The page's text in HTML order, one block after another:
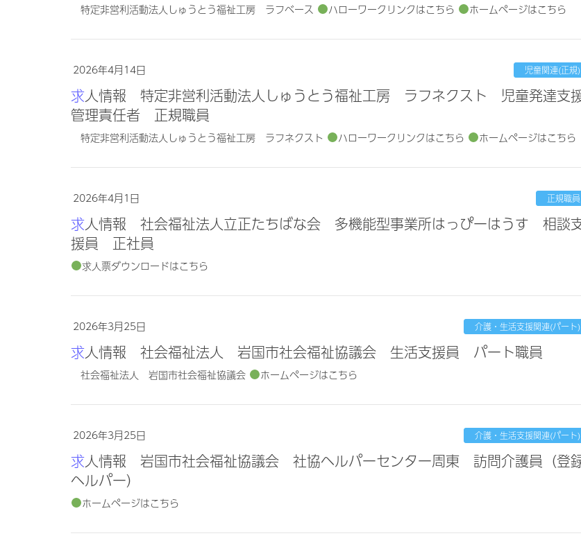
特定非営利活動法人しゅうとう福祉工房 ラフベース ハローワークリンクはこちら ホームページはこちら
2026年4月14日 児童関連(正規)
求人情報 特定非営利活動法人しゅうとう福祉工房 ラフネクスト 児童発達支援
管理責任者 正規職員
特定非営利活動法人しゅうとう福祉工房 ラフネクスト ハローワークリンクはこちら ホームページはこちら
2026年4月1日 正規職員
求人情報 社会福祉法人立正たちばな会 多機能型事業所はっぴーはうす 相談支
援員 正社員
求人票ダウンロードはこちら
2026年3月25日 介護・生活支援関連(パート)
求人情報 社会福祉法人 岩国市社会福祉協議会 生活支援員 パート職員
社会福祉法人 岩国市社会福祉協議会 ホームページはこちら
2026年3月25日 介護・生活支援関連(パート)
求人情報 岩国市社会福祉協議会 社協ヘルパーセンター周東 訪問介護員（登録
ヘルパー）
ホームページはこちら